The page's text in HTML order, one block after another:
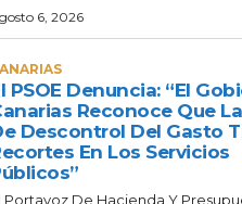
6, 2026
PSOE Denuncia: “El
Reconoce Que
Descontrol Del Gasto
En Los Servicios
Portavoz De Hacienda Y